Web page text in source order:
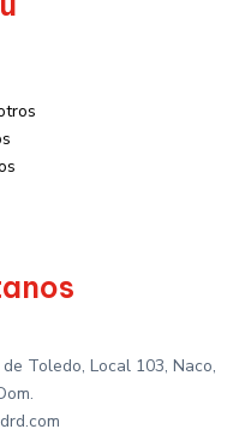
Toledo, Local 103, Naco,